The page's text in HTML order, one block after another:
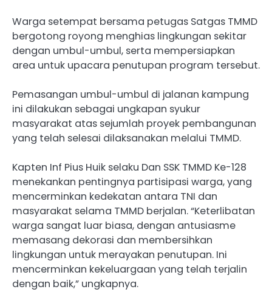
Warga setempat bersama petugas Satgas TMMD
bergotong royong menghias lingkungan sekitar
dengan umbul-umbul, serta mempersiapkan
area untuk upacara penutupan program tersebut.
Pemasangan umbul-umbul di jalanan kampung
ini dilakukan sebagai ungkapan syukur
masyarakat atas sejumlah proyek pembangunan
yang telah selesai dilaksanakan melalui TMMD.
Kapten Inf Pius Huik selaku Dan SSK TMMD Ke-128
menekankan pentingnya partisipasi warga, yang
mencerminkan kedekatan antara TNI dan
masyarakat selama TMMD berjalan. “Keterlibatan
warga sangat luar biasa, dengan antusiasme
memasang dekorasi dan membersihkan
lingkungan untuk merayakan penutupan. Ini
mencerminkan kekeluargaan yang telah terjalin
dengan baik,” ungkapnya.